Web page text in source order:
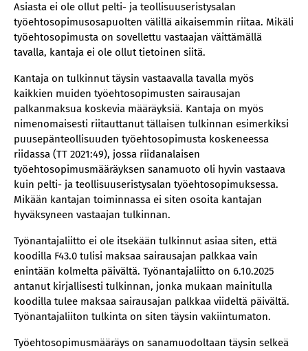
Asiasta ei ole ollut pelti- ja teollisuuseristysalan
työehtosopimusosapuolten välillä aikaisemmin riitaa. Mikäli
työehtosopimusta on sovellettu vastaajan väittämällä
tavalla, kantaja ei ole ollut tietoinen siitä.
Kantaja on tulkinnut täysin vastaavalla tavalla myös
kaikkien muiden työehtosopimusten sairausajan
palkanmaksua koskevia määräyksiä. Kantaja on myös
nimenomaisesti riitauttanut tällaisen tulkinnan esimerkiksi
puusepänteollisuuden työehtosopimusta koskeneessa
riidassa (TT 2021:49), jossa riidanalaisen
työehtosopimusmääräyksen sanamuoto oli hyvin vastaava
kuin pelti- ja teollisuuseristysalan työehtosopimuksessa.
Mikään kantajan toiminnassa ei siten osoita kantajan
hyväksyneen vastaajan tulkinnan.
Työnantajaliitto ei ole itsekään tulkinnut asiaa siten, että
koodilla F43.0 tulisi maksaa sairausajan palkkaa vain
enintään kolmelta päivältä. Työnantajaliitto on 6.10.2025
antanut kirjallisesti tulkinnan, jonka mukaan mainitulla
koodilla tulee maksaa sairausajan palkkaa viideltä päivältä.
Työnantajaliiton tulkinta on siten täysin vakiintumaton.
Työehtosopimusmääräys on sanamuodoltaan täysin selkeä